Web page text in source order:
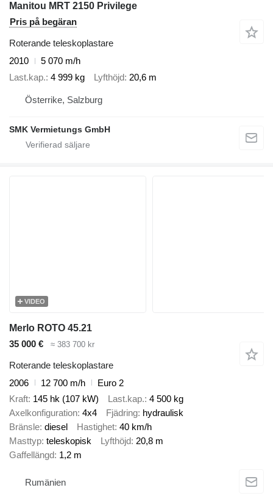
Manitou MRT 2150 Privilege
Pris på begäran
Roterande teleskoplastare
2010
5 070 m/h
Last.kap. 4 999 kg Lyfthöjd 20,6 m
Österrike, Salzburg
SMK Vermietungs GmbH
VIDEO
Merlo ROTO 45.21
35 000 €
≈ 383 700 kr
Roterande teleskoplastare
2006
12 700 m/h
Euro 2
Kraft 145 hk (107 kW) Last.kap. 4 500 kg
Axelkonfiguration 4x4 Fjädring hydraulisk
Bränsle diesel Hastighet 40 km/h
Masttyp teleskopisk Lyfthöjd 20,8 m
Gaffellängd 1,2 m
Rumänien